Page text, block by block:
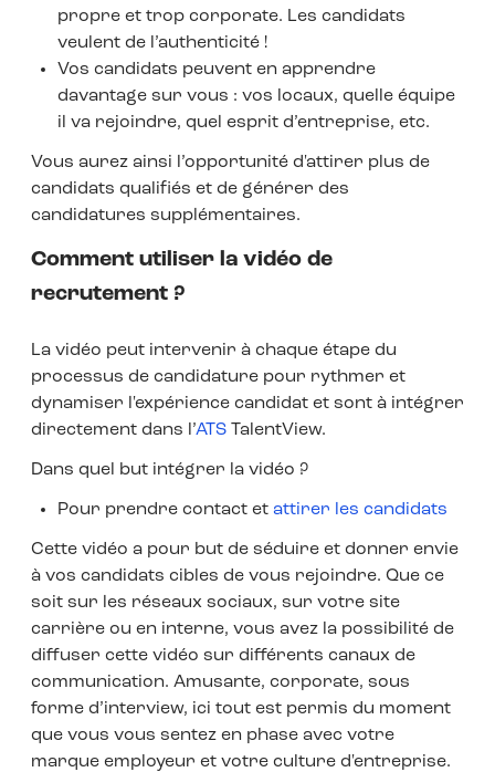
propre et trop corporate. Les candidats
veulent de l’authenticité !
Vos candidats peuvent en apprendre
davantage sur vous : vos locaux, quelle équipe
il va rejoindre, quel esprit d’entreprise, etc.
Vous aurez ainsi l’opportunité d'attirer plus de
candidats qualifiés et de générer des
candidatures supplémentaires.
Comment utiliser la vidéo de
recrutement ?
La vidéo peut intervenir à chaque étape du
processus de candidature pour rythmer et
dynamiser l'expérience candidat et sont à intégrer
directement dans l’ATSTalentView.
Dans quel but intégrer la vidéo ?
Pour prendre contact et attirer les candidats
Cette vidéo a pour but de séduire et donner envie
à vos candidats cibles de vous rejoindre. Que ce
soit sur les réseaux sociaux, sur votre site
carrière ou en interne, vous avez la possibilité de
diffuser cette vidéo sur différents canaux de
communication. Amusante, corporate, sous
forme d’interview, ici tout est permis du moment
que vous vous sentez en phase avec votre
marque employeur et votre culture d'entreprise.